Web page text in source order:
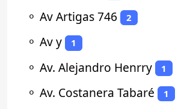
⚬ Av Artigas 746 2
⚬ Av y 1
⚬ Av. Alejandro Henrry 1
⚬ Av. Costanera Tabaré 1